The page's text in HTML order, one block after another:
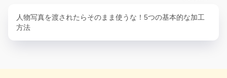
人物写真を渡されたらそのまま使うな！5つの基本的な加工
方法